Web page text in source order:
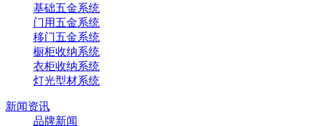
基础五金系统
门用五金系统
移门五金系统
橱柜收纳系统
衣柜收纳系统
灯光型材系统
新闻资讯
品牌新闻